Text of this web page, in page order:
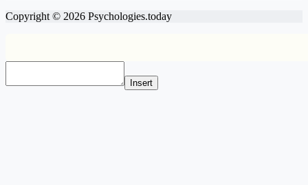
Copyright © 2026 Psychologies.today
Insert